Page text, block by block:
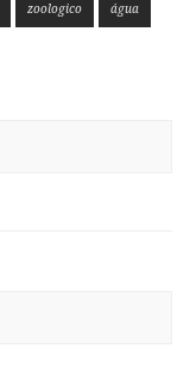
zoologico água